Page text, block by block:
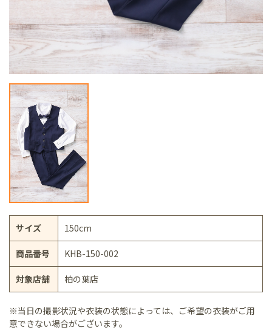
サイズ 150cm
商品番号 KHB-150-002
対象店舗 柏の葉店
※当日の撮影状況や衣装の状態によっては、ご希望の衣装がご用
意できない場合がございます。